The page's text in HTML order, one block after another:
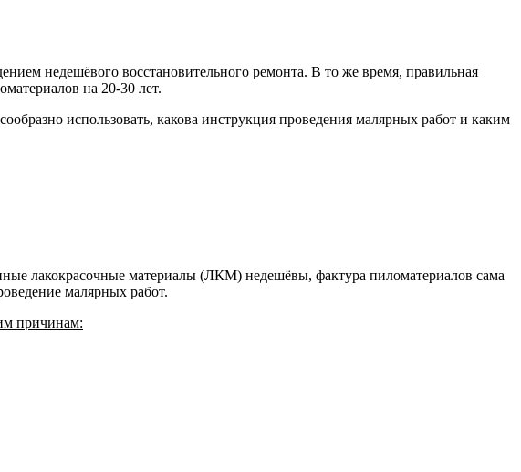
недешёвого восстановительного ремонта. В то же время, правильная
на 20-30 лет.
использовать, какова инструкция проведения малярных работ и каким
лакокрасочные материалы (ЛКМ) недешёвы, фактура пиломатериалов сама
малярных работ.
причинам: